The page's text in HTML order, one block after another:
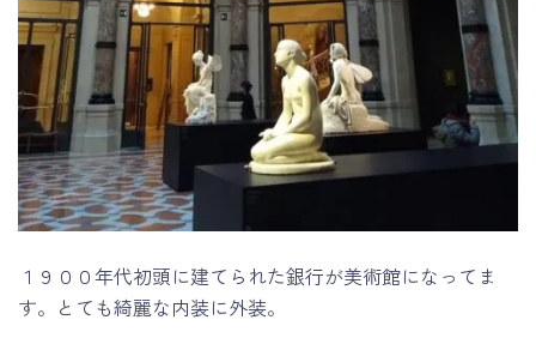
１９００年代初頭に建てられた銀行が美術館になってま
す。とても綺麗な内装に外装。